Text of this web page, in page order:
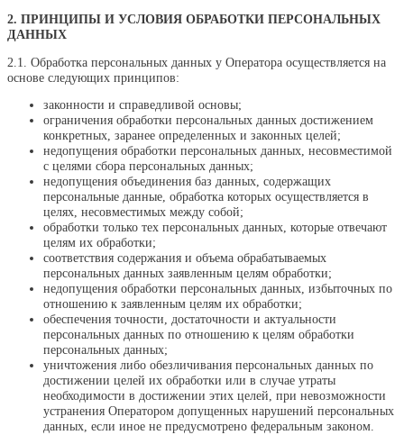
2. ПРИНЦИПЫ И УСЛОВИЯ ОБРАБОТКИ ПЕРСОНАЛЬНЫХ
ДАННЫХ
2.1. Обработка персональных данных у Оператора осуществляется на
основе следующих принципов:
законности и справедливой основы;
ограничения обработки персональных данных достижением
конкретных, заранее определенных и законных целей;
недопущения обработки персональных данных, несовместимой
с целями сбора персональных данных;
недопущения объединения баз данных, содержащих
персональные данные, обработка которых осуществляется в
целях, несовместимых между собой;
обработки только тех персональных данных, которые отвечают
целям их обработки;
соответствия содержания и объема обрабатываемых
персональных данных заявленным целям обработки;
недопущения обработки персональных данных, избыточных по
отношению к заявленным целям их обработки;
обеспечения точности, достаточности и актуальности
персональных данных по отношению к целям обработки
персональных данных;
уничтожения либо обезличивания персональных данных по
достижении целей их обработки или в случае утраты
необходимости в достижении этих целей, при невозможности
устранения Оператором допущенных нарушений персональных
данных, если иное не предусмотрено федеральным законом.